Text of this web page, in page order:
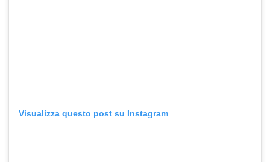
Visualizza questo post su Instagram